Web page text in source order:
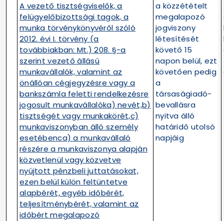
A vezető tisztségviselők, a
felügyelőbizottsági tagok, a
munka törvénykönyvéről szóló
2012. évi I. törvény (a
továbbiakban: Mt.) 208. §-a
szerint vezető állású
munkavállalók, valamint az
önállóan cégjegyzésre vagy a
bankszámla feletti rendelkezésre
jogosult munkavállalóka) nevét,b)
tisztségét vagy munkakörét,c)
munkaviszonyban álló személy
esetébenca) a munkavállaló
részére a munkaviszonya alapján
közvetlenül vagy közvetve
nyújtott pénzbeli juttatásokat,
ezen belül külön feltüntetve
alapbérét, egyéb időbérét,
teljesítménybérét, valamint az
időbért megalapozó
a közzétételt
megalapozó
jogviszony
létesítését
követő 15
napon belül, ezt
követően pedig
a
társaságiadó-
bevallásra
nyitva álló
határidő utolsó
napjáig